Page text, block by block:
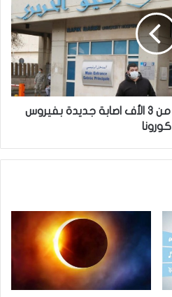
لبنان يسجل لأول مرة أكثر من 3 الأف اصابة جديدة بفيروس
كورونا